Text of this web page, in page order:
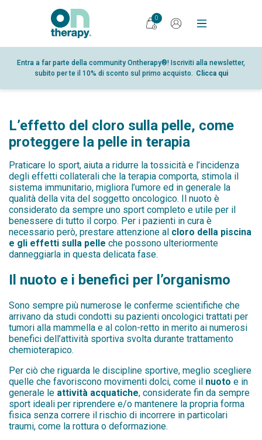
PRODOTTI
DIARIO
PUNTI VENDITA
PARTNER
CHI SIAMO
CONTATTI
AREA RISERVATA
0
Entra a far parte della community Ontherapy®! Iscriviti alla newsletter,
subito per te il 10% di sconto sul primo acquisto. Clicca qui
L’effetto del cloro sulla pelle, come
proteggere la pelle in terapia
Praticare lo sport, aiuta a ridurre la tossicità e l’incidenza
degli effetti collaterali che la terapia comporta, stimola il
sistema immunitario, migliora l’umore ed in generale la
qualità della vita del soggetto oncologico. Il nuoto è
considerato da sempre uno sport completo e utile per il
benessere di tutto il corpo. Per i pazienti in cura è
necessario però, prestare attenzione al cloro della piscina
e gli effetti sulla pelle che possono ulteriormente
danneggiarla in questa delicata fase.
Il nuoto e i benefici per l’organismo
Sono sempre più numerose le conferme scientifiche che
arrivano da studi condotti su pazienti oncologici trattati per
tumori alla mammella e al colon-retto in merito ai numerosi
benefici dell’attività sportiva svolta durante trattamento
chemioterapico.
Per ciò che riguarda le discipline sportive, meglio scegliere
quelle che favoriscono movimenti dolci, come il nuoto e in
generale le attività acquatiche, considerate fin da sempre
sport ideali per riprendere e/o mantenere la propria forma
fisica senza correre il rischio di incorrere in particolari
traumi, come la rottura o deformazione.